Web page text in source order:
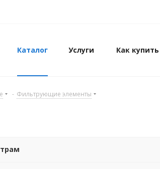
Каталог Услуги Как купить
- Фильтрующие элементы